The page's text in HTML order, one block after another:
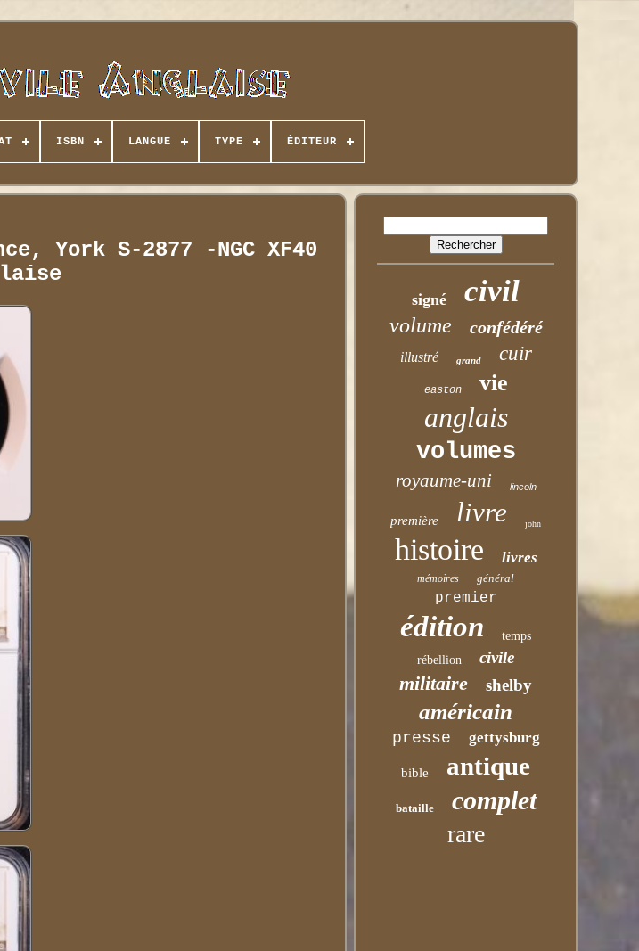
ISBN LANGUE TYPE ÉDITEUR
York S-2877 -NGC XF40
signé civil
volume confédéré
illustré grand cuir
easton vie
anglais
volumes
royaume-uni lincoln
première livre john
histoire livres
mémoires général
premier
édition
temps
rébellion
civile
militaire shelby
américain
presse gettysburg
bible antique
bataille complet
rare